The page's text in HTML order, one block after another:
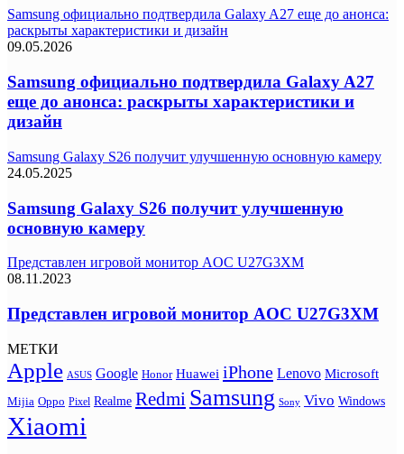
Samsung официально подтвердила Galaxy A27 еще до анонса:
раскрыты характеристики и дизайн
09.05.2026
Samsung официально подтвердила Galaxy A27
еще до анонса: раскрыты характеристики и
дизайн
Samsung Galaxy S26 получит улучшенную основную камеру
24.05.2025
Samsung Galaxy S26 получит улучшенную
основную камеру
Представлен игровой монитор AOC U27G3XM
08.11.2023
Представлен игровой монитор AOC U27G3XM
МЕТКИ
Apple ASUS Google Honor Huawei iPhone Lenovo Microsoft
Mijia Oppo Pixel Realme Redmi Samsung Sony Vivo Windows
Xiaomi